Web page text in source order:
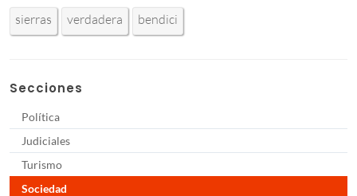
sierras verdadera bendici
Secciones
Política
Judiciales
Turismo
Sociedad